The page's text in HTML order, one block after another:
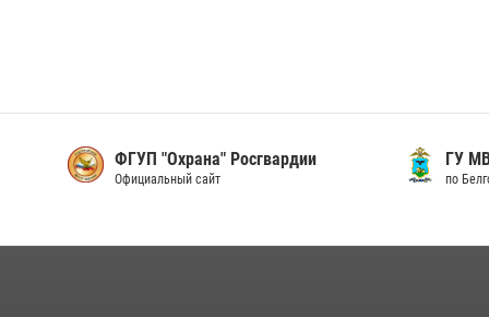
ФГУП "Охрана" Росгвардии
Официальный сайт
ГУ
по